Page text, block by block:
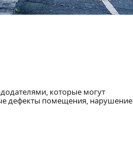
которые могут
дефекты помещения, нарушение